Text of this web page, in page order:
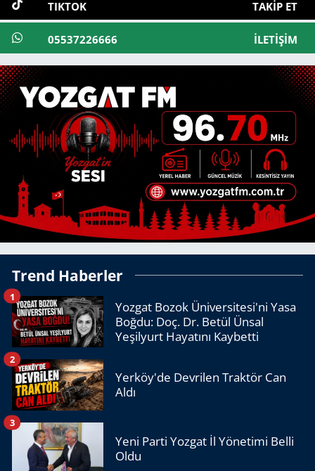
TIKTOK TAKIP ET
05537226666 İLETIŞIM
Trend Haberler
Yozgat Bozok Üniversitesi'ni Yasa
Boğdu: Doç. Dr. Betül Ünsal
Yeşilyurt Hayatını Kaybetti
1
Yerköy'de Devrilen Traktör Can
Aldı
2
Yeni Parti Yozgat İl Yönetimi Belli
Oldu
3